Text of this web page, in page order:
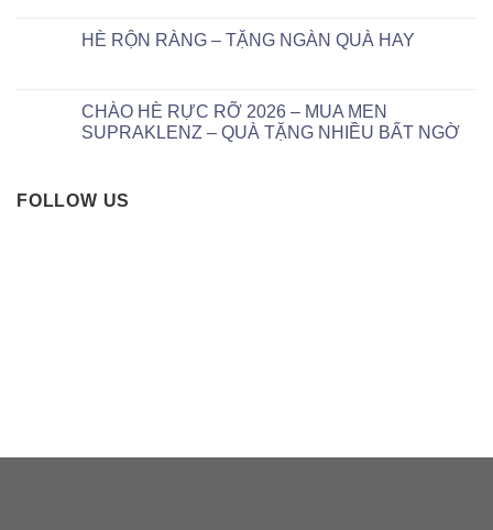
HÈ RỘN RÀNG – TẶNG NGÀN QUÀ HAY
CHÀO HÈ RỰC RỠ 2026 – MUA MEN
SUPRAKLENZ – QUÀ TẶNG NHIỀU BẤT NGỜ
FOLLOW US